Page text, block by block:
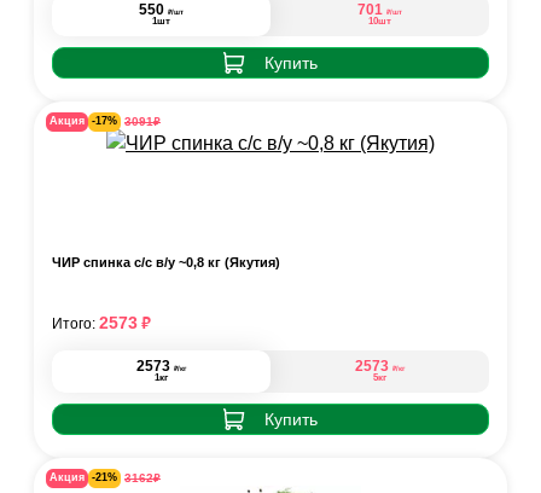
550 ₽/шт
1шт
701 ₽/шт
10шт
Купить
Акция -17% 3091₽
ЧИР спинка с/с в/у ~0,8 кг (Якутия)
2573 ₽/кг
1кг
2573 ₽/кг
5кг
Купить
Итого: 2573₽
Акция -21% 3162₽